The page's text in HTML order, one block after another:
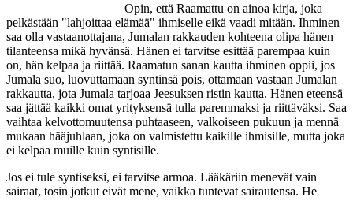
Opin, että Raamattu on ainoa kirja, joka
pelkästään "lahjoittaa elämää" ihmiselle eikä vaadi mitään. Ihminen
saa olla vastaanottajana, Jumalan rakkauden kohteena olipa hänen
tilanteensa mikä hyvänsä. Hänen ei tarvitse esittää parempaa kuin
on, hän kelpaa ja riittää. Raamatun sanan kautta ihminen oppii, jos
Jumala suo, luovuttamaan syntinsä pois, ottamaan vastaan Jumalan
rakkautta, jota Jumala tarjoaa Jeesuksen ristin kautta. Hänen eteensä
saa jättää kaikki omat yrityksensä tulla paremmaksi ja riittäväksi. Saa
vaihtaa kelvottomuutensa puhtaaseen, valkoiseen pukuun ja mennä
mukaan hääjuhlaan, joka on valmistettu kaikille ihmisille, mutta joka
ei kelpaa muille kuin syntisille.
Jos ei tule syntiseksi, ei tarvitse armoa. Lääkäriin menevät vain
sairaat, tosin jotkut eivät mene, vaikka tuntevat sairautensa. He